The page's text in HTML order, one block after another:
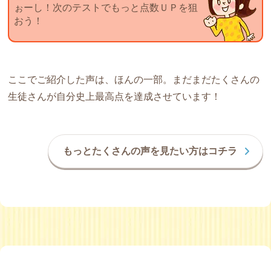
ぉーし！次のテストでもっと点数ＵＰを狙
おう！
ここでご紹介した声は、ほんの一部。まだまだたくさんの
生徒さんが自分史上最高点を達成させています！
もっとたくさんの声を見たい方はコチラ